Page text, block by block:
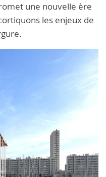
une nouvelle ère
les enjeux de